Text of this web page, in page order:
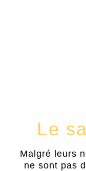
Le
Malgré leurs
ne sont pas